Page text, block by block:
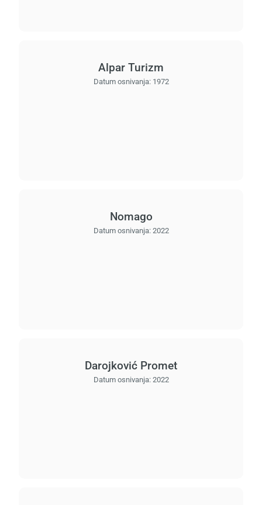
Alpar Turizm
Datum osnivanja: 1972
Nomago
Datum osnivanja: 2022
Darojković Promet
Datum osnivanja: 2022